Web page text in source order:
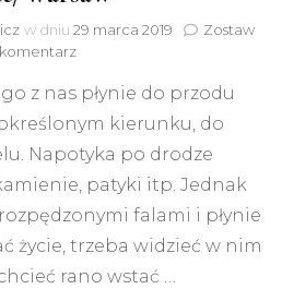
w dniu 29 marca 2019
Zostaw
komentarzdo
warto
zawrócić
bieg
rzeki
?
long
coat/Warsaw
z nas płynie do przodu
kierunku, do
Napotyka po drodze
patyki itp. Jednak
falami i płynie
życie, trze­ba widzieć w nim
ra­no wstać …